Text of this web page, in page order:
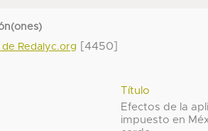
Redalyc.org
[4450]
Título
Efectos de la
impuesto en